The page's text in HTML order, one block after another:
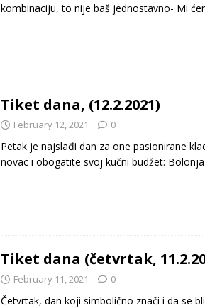
kombinaciju, to nije baš jednostavno- Mi
Tiket dana, (12.2.2021)
February 12, 2021 0
Petak je najslađi dan za one pasionirane
novac i obogatite svoj kučni budžet:
Tiket dana (četvrtak,
February 11, 2021 0
Četvrtak, dan koji simbolično znači i da se